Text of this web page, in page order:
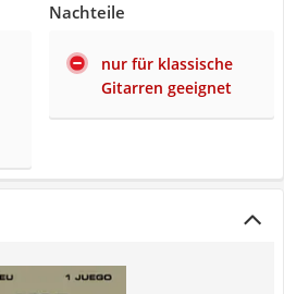
Nachteile
nur für klassische
Gitarren geeignet